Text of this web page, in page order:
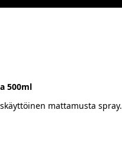
500ml
mattamusta spray.